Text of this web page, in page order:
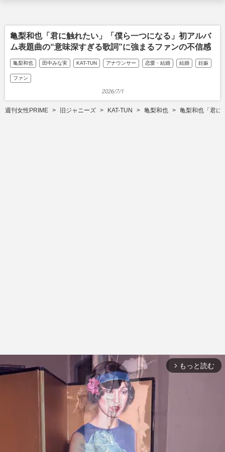
亀梨和也「君に触れたい」「僕ら一つになる」初アルバ
ム表題曲の“意味深すぎる歌詞”に強まるファンの不信感
亀梨和也 田中みな実 KAT-TUN アナウンサー 恋愛・結婚 結婚 妊娠
ファン
2026/7/1
週刊女性PRIME 旧ジャニーズ KAT-TUN 亀梨和也 亀梨和也「君に
arrow_forward_ios もっと読む